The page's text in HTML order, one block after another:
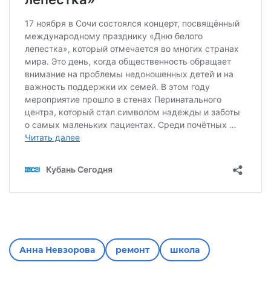
Анна Невзорова ремонт школа